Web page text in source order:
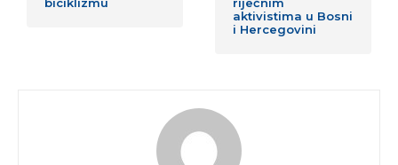
biciklizmu
riječnim
aktivistima u Bosni
i Hercegovini